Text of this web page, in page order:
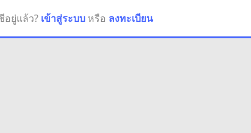
ยู่แล้ว? เข้าสู่ระบบ หรือ ลงทะเบียน